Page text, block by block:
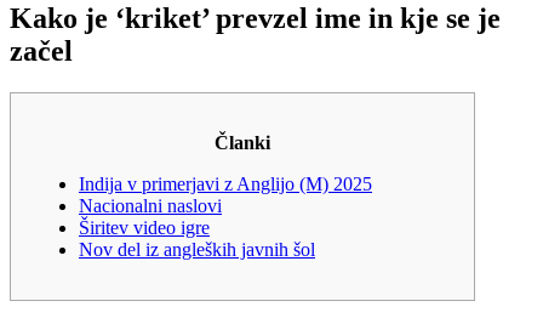
Kako je ‘kriket’ prevzel ime in kje se je
začel
Članki
Indija v primerjavi z Anglijo (M) 2025
Nacionalni naslovi
Širitev video igre
Nov del iz angleških javnih šol